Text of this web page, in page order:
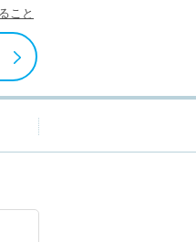
こと
紹介 拠点一覧